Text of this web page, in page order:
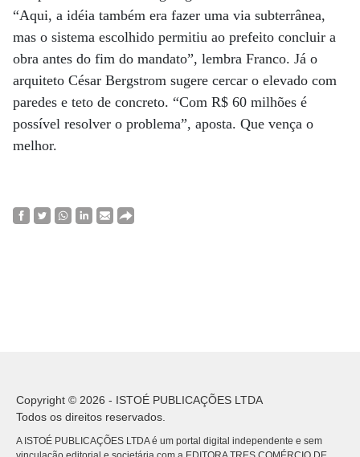
“Aqui, a idéia também era fazer uma via subterrânea,
mas o sistema escolhido permitiu ao prefeito concluir a
obra antes do fim do mandato”, lembra Franco. Já o
arquiteto César Bergstrom sugere cercar o elevado com
paredes e teto de concreto. “Com R$ 60 milhões é
possível resolver o problema”, aposta. Que vença o
melhor.
Copyright © 2026 - ISTOÉ PUBLICAÇÕES LTDA
Todos os direitos reservados.
A ISTOÉ PUBLICAÇÕES LTDA é um portal digital independente e sem